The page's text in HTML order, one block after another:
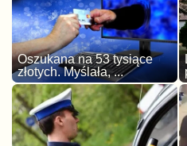
Oszukana na 53 tysiące
złotych. Myślała, ...